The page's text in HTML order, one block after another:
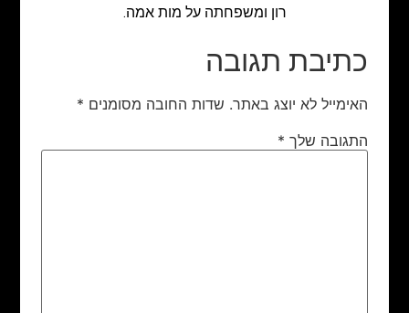
רון ומשפחתה על מות אמה.
כתיבת תגובה
האימייל לא יוצג באתר. שדות החובה מסומנים *
התגובה שלך *